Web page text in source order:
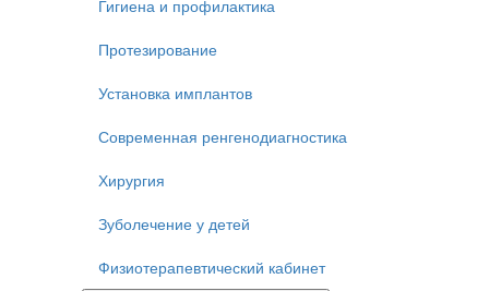
Гигиена и профилактика
Протезирование
Установка имплантов
Современная ренгенодиагностика
Хирургия
Зуболечение у детей
Физиотерапевтический кабинет